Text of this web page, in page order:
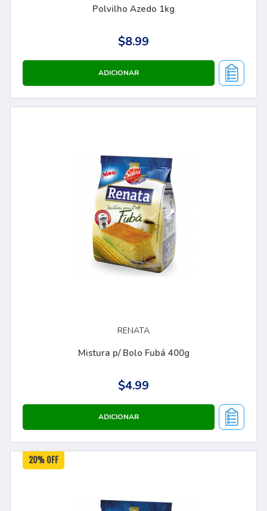
Polvilho Azedo 1kg
$8.99
RENATA
Mistura p/ Bolo Fubá 400g
$4.99
20% OFF